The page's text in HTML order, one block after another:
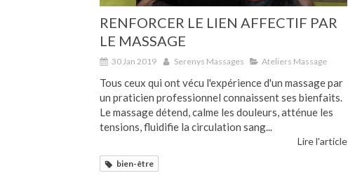
RENFORCER LE LIEN AFFECTIF PAR
LE MASSAGE
30 Jan 2019 Serenys Massages Ateliers Massage
Tous ceux qui ont vécu l'expérience d'un massage par
un praticien professionnel connaissent ses bienfaits.
Le massage détend, calme les douleurs, atténue les
tensions, fluidifie la circulation sang...
Lire l'article
bien-être